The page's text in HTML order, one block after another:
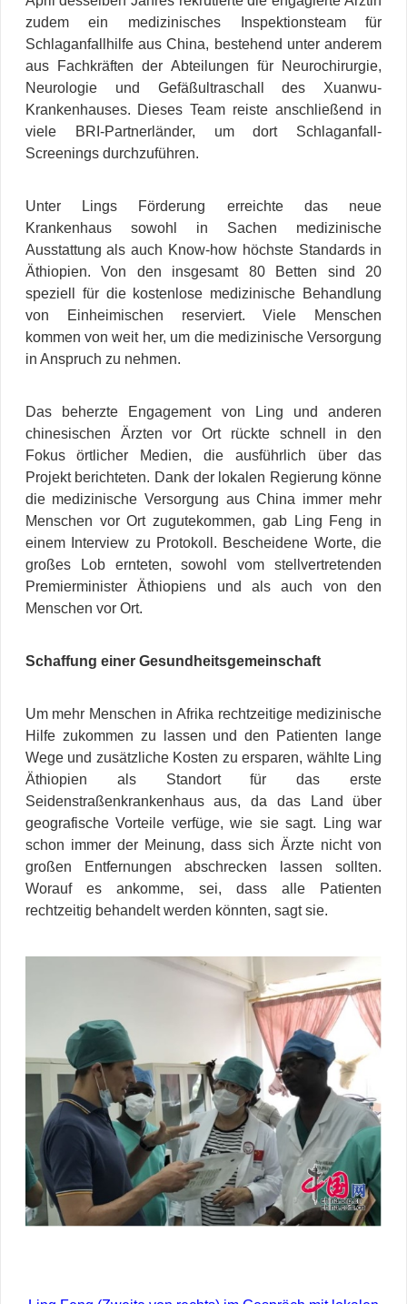
zudem ein medizinisches Inspektionsteam für
Schlaganfallhilfe aus China, bestehend unter anderem
aus Fachkräften der Abteilungen für Neurochirurgie,
Neurologie und Gefäßultraschall des Xuanwu-
Krankenhauses. Dieses Team reiste anschließend in
viele BRI-Partnerländer, um dort Schlaganfall-
Screenings durchzuführen.
Unter Lings Förderung erreichte das neue
Krankenhaus sowohl in Sachen medizinische
Ausstattung als auch Know-how höchste Standards in
Äthiopien. Von den insgesamt 80 Betten sind 20
speziell für die kostenlose medizinische Behandlung
von Einheimischen reserviert. Viele Menschen
kommen von weit her, um die medizinische Versorgung
in Anspruch zu nehmen.
Das beherzte Engagement von Ling und anderen
chinesischen Ärzten vor Ort rückte schnell in den
Fokus örtlicher Medien, die ausführlich über das
Projekt berichteten. Dank der lokalen Regierung könne
die medizinische Versorgung aus China immer mehr
Menschen vor Ort zugutekommen, gab Ling Feng in
einem Interview zu Protokoll. Bescheidene Worte, die
großes Lob ernteten, sowohl vom stellvertretenden
Premierminister Äthiopiens und als auch von den
Menschen vor Ort.
Schaffung einer Gesundheitsgemeinschaft
Um mehr Menschen in Afrika rechtzeitige medizinische
Hilfe zukommen zu lassen und den Patienten lange
Wege und zusätzliche Kosten zu ersparen, wählte Ling
Äthiopien als Standort für das erste
Seidenstraßenkrankenhaus aus, da das Land über
geografische Vorteile verfüge, wie sie sagt. Ling war
schon immer der Meinung, dass sich Ärzte nicht von
großen Entfernungen abschrecken lassen sollten.
Worauf es ankomme, sei, dass alle Patienten
rechtzeitig behandelt werden könnten, sagt sie.